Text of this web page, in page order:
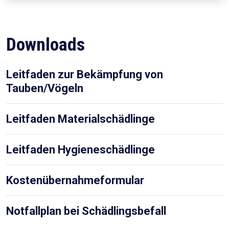
Downloads
Leitfaden zur Bekämpfung von
Tauben/Vögeln
Leitfaden Materialschädlinge
Leitfaden Hygieneschädlinge
Kostenübernahmeformular
Notfallplan bei Schädlingsbefall